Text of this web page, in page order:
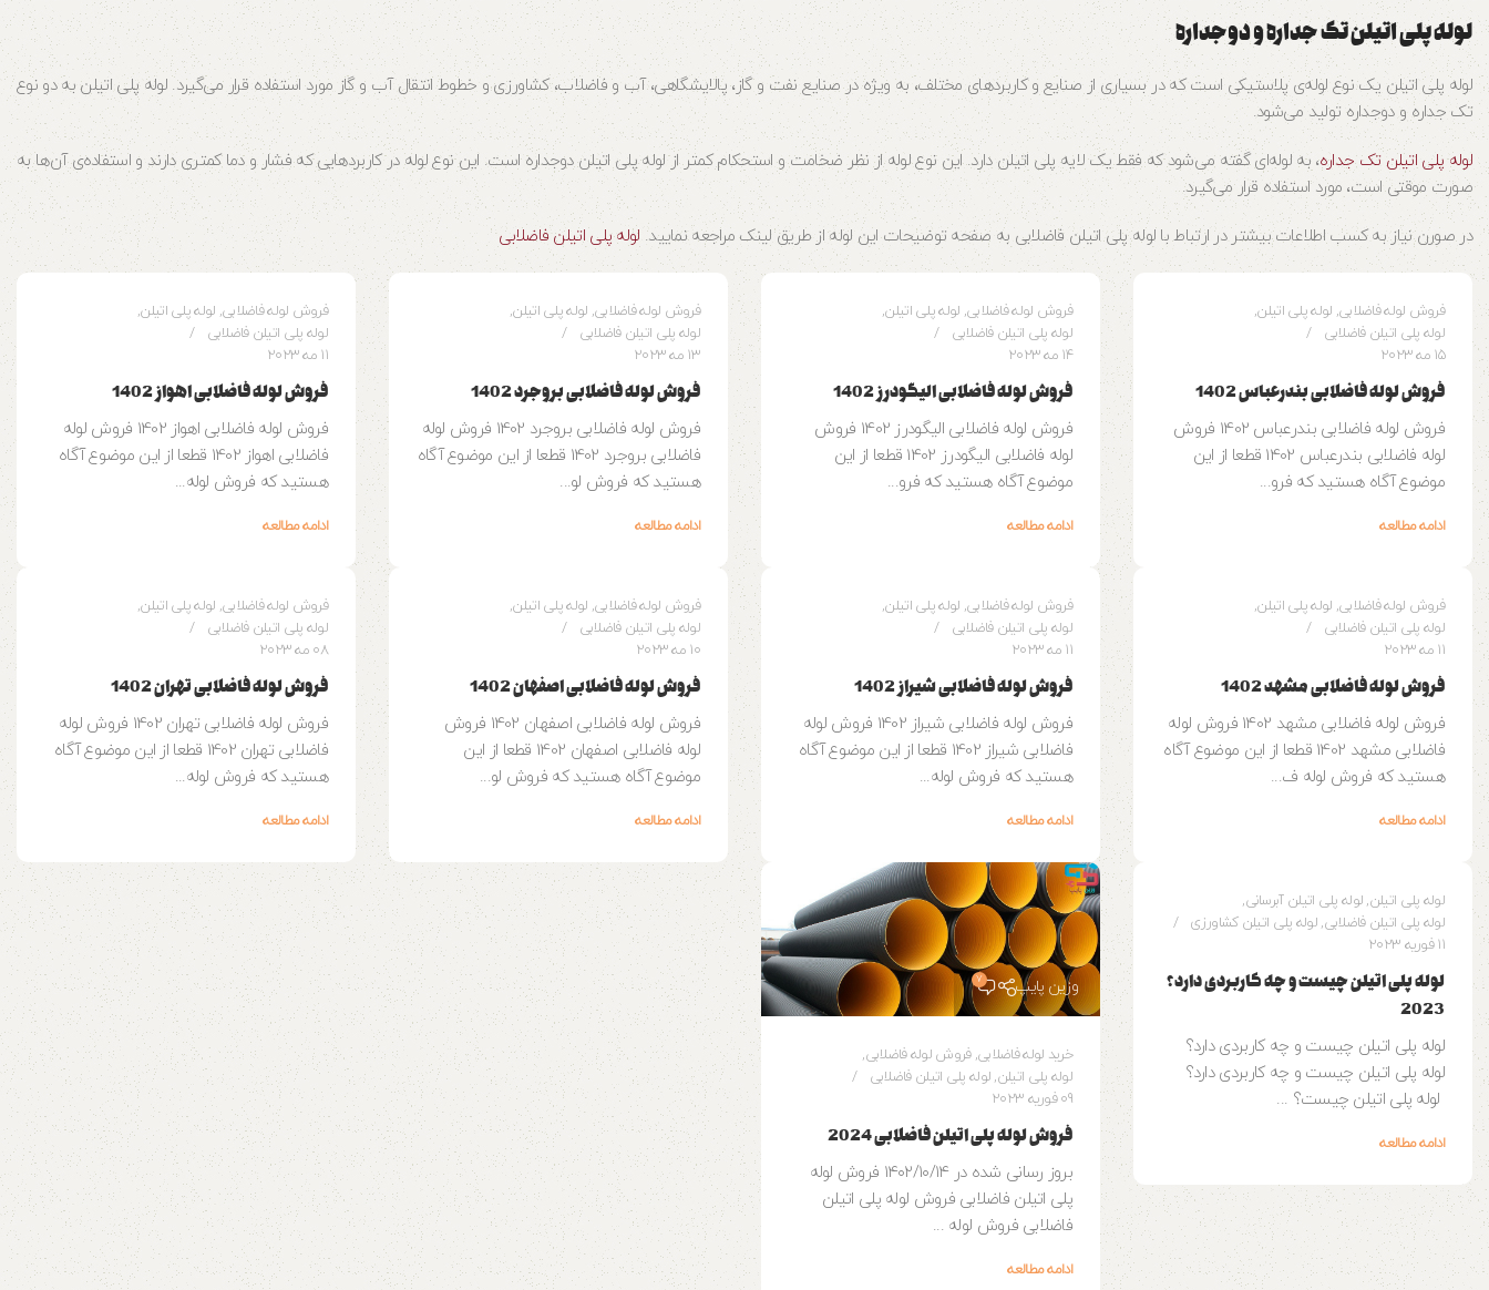
لوله پلی اتیلن تک جداره و دوجداره
لوله پلی اتیلن یک نوع لوله‌ی پلاستیکی است که در بسیاری از صنایع و کاربردهای مختلف، به ویژه در صنایع نفت و گاز، پالایشگاهی، آب و فاضلاب، کشاورزی و خطوط انتقال آب و گاز مورد استفاده قرار می‌گیرد. لوله پلی اتیلن به دو نوع
تک جداره و دوجداره تولید می‌شود.
لوله پلی اتیلن تک جداره، به لوله‌ای گفته می‌شود که فقط یک لایه پلی اتیلن دارد. این نوع لوله از نظر ضخامت و استحکام کمتر از لوله پلی اتیلن دوجداره است. این نوع لوله در کاربردهایی که فشار و دما کمتری دارند و استفاده‌ی آن‌ها به
صورت موقتی است، مورد استفاده قرار می‌گیرد.
در صورن نیاز به کسب اطلاعات بیشتر در ارتباط با لوله پلی اتیلن فاضلابی به صفحه توضیحات این لوله از طریق لینک مراجعه نمایید. لوله پلی اتیلن فاضلابی وزین پایپ 0
فروش لوله فاضلابی, لوله پلی اتیلن,
لوله پلی اتیلن فاضلابی
15 مه 2023
فروش لوله فاضلابی بندرعباس 1402
فروش لوله فاضلابی بندرعباس 1402 فروش
لوله فاضلابی بندرعباس 1402 قطعا از این
موضوع آگاه هستید که فرو...
ادامه مطالعه
وزین پایپ 0
فروش لوله فاضلابی, لوله پلی اتیلن,
لوله پلی اتیلن فاضلابی
14 مه 2023
فروش لوله فاضلابی الیگودرز 1402
فروش لوله فاضلابی الیگودرز 1402 فروش
لوله فاضلابی الیگودرز 1402 قطعا از این
موضوع آگاه هستید که فرو...
ادامه مطالعه
وزین پایپ 0
فروش لوله فاضلابی, لوله پلی اتیلن,
لوله پلی اتیلن فاضلابی
13 مه 2023
فروش لوله فاضلابی بروجرد 1402
فروش لوله فاضلابی بروجرد 1402 فروش لوله
فاضلابی بروجرد 1402 قطعا از این موضوع آگاه
هستید که فروش لو...
ادامه مطالعه
وزین پایپ 0
فروش لوله فاضلابی, لوله پلی اتیلن,
لوله پلی اتیلن فاضلابی
11 مه 2023
فروش لوله فاضلابی اهواز 1402
فروش لوله فاضلابی اهواز 1402 فروش لوله
فاضلابی اهواز 1402 قطعا از این موضوع آگاه
هستید که فروش لوله...
ادامه مطالعه
فروش لوله فاضلابی, لوله پلی اتیلن,
لوله پلی اتیلن فاضلابی
11 مه 2023
فروش لوله فاضلابی مشهد 1402
فروش لوله فاضلابی مشهد 1402 فروش لوله
فاضلابی مشهد 1402 قطعا از این موضوع آگاه
هستید که فروش لوله ف...
ادامه مطالعه
فروش لوله فاضلابی, لوله پلی اتیلن,
لوله پلی اتیلن فاضلابی
11 مه 2023
فروش لوله فاضلابی شیراز 1402
فروش لوله فاضلابی شیراز 1402 فروش لوله
فاضلابی شیراز 1402 قطعا از این موضوع آگاه
هستید که فروش لوله...
ادامه مطالعه
فروش لوله فاضلابی, لوله پلی اتیلن,
لوله پلی اتیلن فاضلابی
10 مه 2023
فروش لوله فاضلابی اصفهان 1402
فروش لوله فاضلابی اصفهان 1402 فروش
لوله فاضلابی اصفهان 1402 قطعا از این
موضوع آگاه هستید که فروش لو...
ادامه مطالعه
فروش لوله فاضلابی, لوله پلی اتیلن,
لوله پلی اتیلن فاضلابی
08 مه 2023
فروش لوله فاضلابی تهران 1402
فروش لوله فاضلابی تهران 1402 فروش لوله
فاضلابی تهران 1402 قطعا از این موضوع آگاه
هستید که فروش لوله...
ادامه مطالعه
لوله پلی اتیلن, لوله پلی اتیلن آبرسانی,
لوله پلی اتیلن فاضلابی, لوله پلی اتیلن کشاورزی
11 فوریه 2023
لوله پلی اتیلن چیست و چه کاربردی دارد؟
2023
لوله پلی اتیلن چیست و چه کاربردی دارد؟
لوله پلی اتیلن چیست و چه کاربردی دارد؟
لوله پلی اتیلن چیست؟ ...
ادامه مطالعه
وزین پایپ 7
خرید لوله فاضلابی,فروش لوله فاضلابی,
لوله پلی اتیلن, لوله پلی اتیلن فاضلابی
09 فوریه 2023
فروش لوله پلی اتیلن فاضلابی 2024
بروز رسانی شده در ۱۴۰۲/۱۰/۱۴ فروش لوله
پلی اتیلن فاضلابی فروش لوله پلی اتیلن
فاضلابی فروش لوله ...
ادامه مطالعه